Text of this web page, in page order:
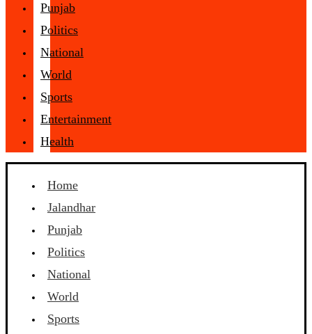
Punjab
Politics
National
World
Sports
Entertainment
Health
Home
Jalandhar
Punjab
Politics
National
World
Sports